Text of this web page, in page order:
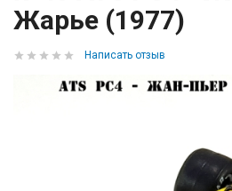
Жарье (1977)
Написать отзыв